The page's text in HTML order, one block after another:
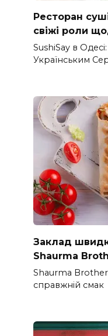
Ресторан
свіжі роли
SushiSay в
Українським
Заклад
Shaurma
Shaurma
справжній смак